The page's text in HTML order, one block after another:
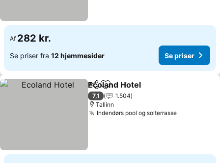
Af 282 kr.
Se priser fra 12 hjemmesider Se priser
Del Føj til favoritter
Ecoland Hotel
7,1
1.504
Tallinn
Indendørs pool og solterrasseSe priser